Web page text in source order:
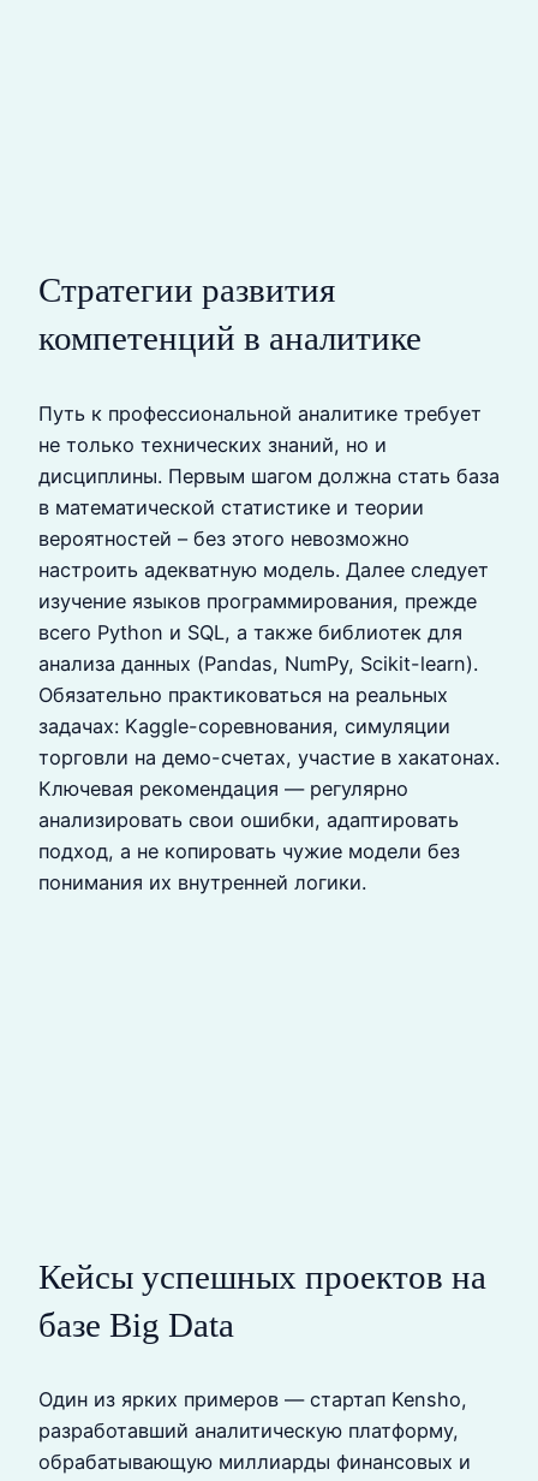
Стратегии развития
компетенций в аналитике
Путь к профессиональной аналитике требует
не только технических знаний, но и
дисциплины. Первым шагом должна стать база
в математической статистике и теории
вероятностей – без этого невозможно
настроить адекватную модель. Далее следует
изучение языков программирования, прежде
всего Python и SQL, а также библиотек для
анализа данных (Pandas, NumPy, Scikit-learn).
Обязательно практиковаться на реальных
задачах: Kaggle-соревнования, симуляции
торговли на демо-счетах, участие в хакатонах.
Ключевая рекомендация — регулярно
анализировать свои ошибки, адаптировать
подход, а не копировать чужие модели без
понимания их внутренней логики.
Кейсы успешных проектов на
базе Big Data
Один из ярких примеров — стартап Kensho,
разработавший аналитическую платформу,
обрабатывающую миллиарды финансовых и